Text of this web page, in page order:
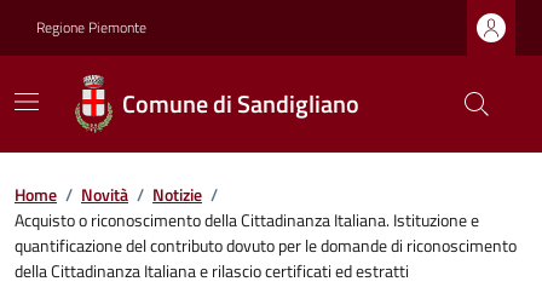
Regione Piemonte
Comune di Sandigliano
Home / Novità / Notizie /
Acquisto o riconoscimento della Cittadinanza Italiana. Istituzione e
quantificazione del contributo dovuto per le domande di riconoscimento
della Cittadinanza Italiana e rilascio certificati ed estratti